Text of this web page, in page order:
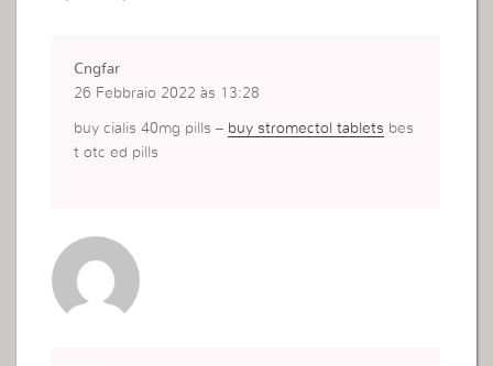
Cngfar
26 Febbraio 2022 às 13:28
buy cialis 40mg pills – buy stromectol tablets bes
t otc ed pills